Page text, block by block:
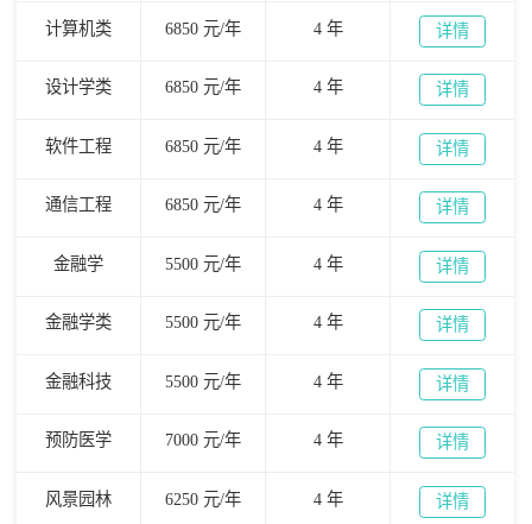
计算机类 6850 元/年 4 年 详情
设计学类 6850 元/年 4 年 详情
软件工程 6850 元/年 4 年 详情
通信工程 6850 元/年 4 年 详情
金融学 5500 元/年 4 年 详情
金融学类 5500 元/年 4 年 详情
金融科技 5500 元/年 4 年 详情
预防医学 7000 元/年 4 年 详情
风景园林 6250 元/年 4 年 详情